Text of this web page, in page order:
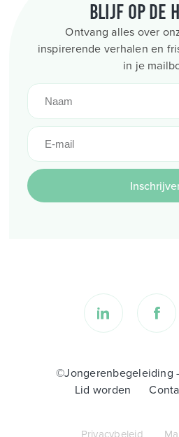
Blijf op de
Ontvang alles over
inspirerende verhalen en
in je
©Jongerenbegeleiding
Lid worden
Privacybeleid